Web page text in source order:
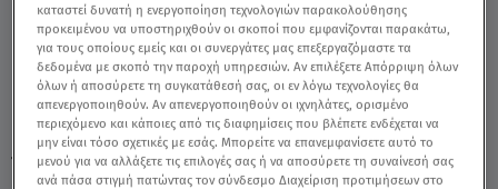
TAGS: ΖΩΔΙΑ ΖΩΔΙΑ ΣΗΜΕΡΑ
καταστεί δυνατή η ενεργοποίηση τεχνολογιών παρακολούθησης
προκειμένου να υποστηριχθούν οι σκοποί που εμφανίζονται παρακάτω,
για τους οποίους εμείς και οι συνεργάτες μας επεξεργαζόμαστε τα
δεδομένα με σκοπό την παροχή υπηρεσιών. Αν επιλέξετε Απόρριψη όλων
όλων ή αποσύρετε τη συγκατάθεσή σας, οι εν λόγω τεχνολογίες θα
απενεργοποιηθούν. Αν απενεργοποιηθούν οι ιχνηλάτες, ορισμένο
περιεχόμενο και κάποιες από τις διαφημίσεις που βλέπετε ενδέχεται να
μην είναι τόσο σχετικές με εσάς. Μπορείτε να επανεμφανίσετε αυτό το
μενού για να αλλάξετε τις επιλογές σας ή να αποσύρετε τη συναίνεσή σας
ανά πάσα στιγμή πατώντας τον σύνδεσμο Διαχείριση προτιμήσεων στο